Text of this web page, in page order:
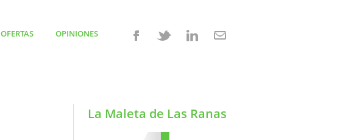
OFERTAS OPINIONES
La Maleta de Las Ranas